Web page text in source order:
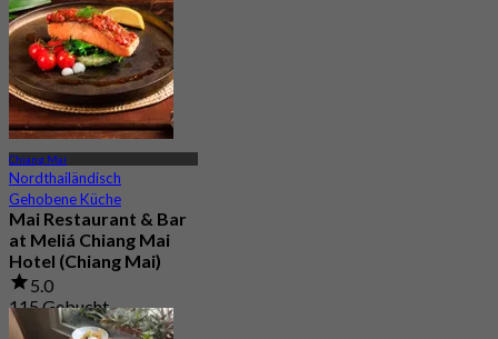
Chiang Mai
Nordthailändisch
Gehobene Küche
Mai Restaurant & Bar
at Meliá Chiang Mai
Hotel (Chiang Mai)
5.0
115 Gebucht
Aus
฿ 425